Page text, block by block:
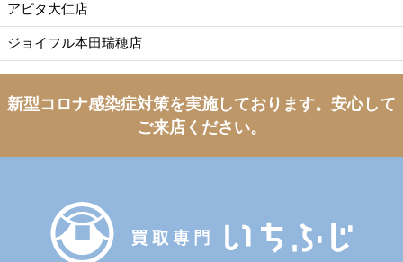
アピタ大仁店
ジョイフル本田瑞穂店
新型コロナ感染症対策を実施しております。 安心して
ご来店ください。